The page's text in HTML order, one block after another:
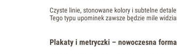
Czyste linie, stonowane kolory i subtelne
Tego typu upominek zawsze będzie mile
Plakaty i metryczki – nowoczesna